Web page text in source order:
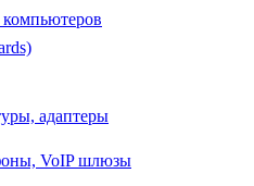
адаптеры
VoIP шлюзы